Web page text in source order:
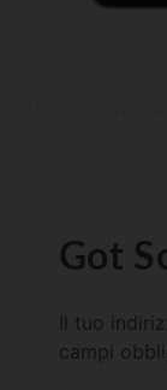
Got
Il tuo
campi